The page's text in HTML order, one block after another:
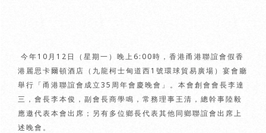
今年10月12日（星期一）晚上6:00時，香港甬港聯誼會假香
港麗思卡爾頓酒店（九龍柯士甸道西1號環球貿易廣場）宴會廳
舉行「甬港聯誼會成立35周年會慶晚會」。本會創會會長李達
三，會長李本俊，副會長商學鳴，常務理事王清，總幹事陸毅
應邀代表本會出席；另有多位鄉長代表其他同鄉聯誼會出席上
述晚會。